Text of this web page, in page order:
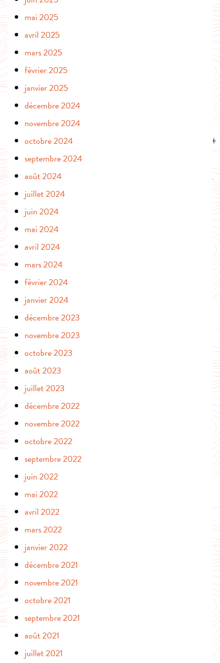
mai 2025
avril 2025
mars 2025
février 2025
janvier 2025
décembre 2024
novembre 2024
octobre 2024
septembre 2024
août 2024
juillet 2024
juin 2024
mai 2024
avril 2024
mars 2024
février 2024
janvier 2024
décembre 2023
novembre 2023
octobre 2023
août 2023
juillet 2023
décembre 2022
novembre 2022
octobre 2022
septembre 2022
juin 2022
mai 2022
avril 2022
mars 2022
janvier 2022
décembre 2021
novembre 2021
octobre 2021
septembre 2021
août 2021
juillet 2021